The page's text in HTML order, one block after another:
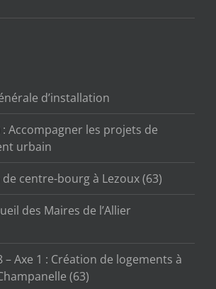
d’installation
Accompagner les projets de
urbain
centre-bourg à Lezoux (63)
des Maires de l’Allier
– Axe 1 : Création de logements à
(63)